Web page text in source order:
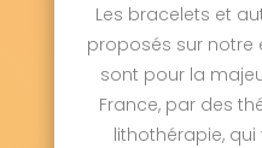
Les bracelets et
proposés sur
sont pour la
France, par des
lithothérapie,